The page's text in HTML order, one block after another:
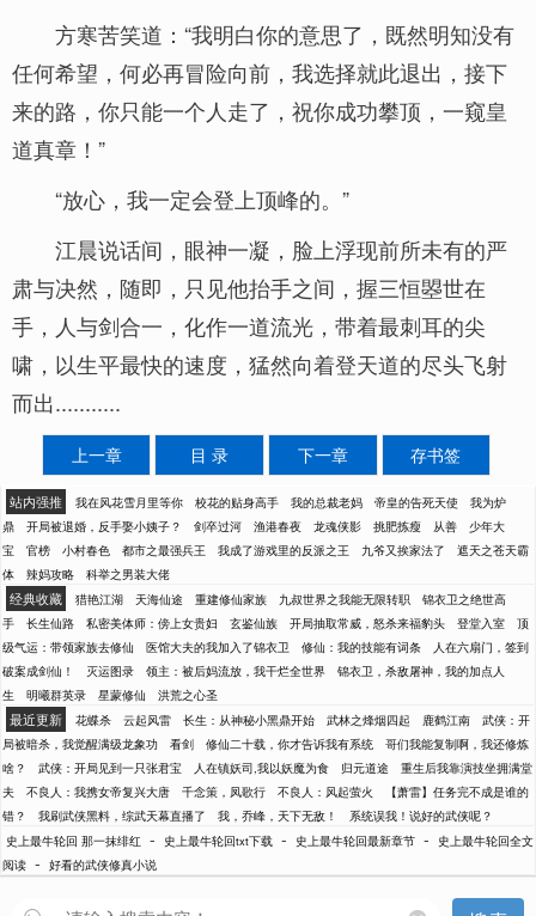
方寒苦笑道：“我明白你的意思了，既然明知没有
任何希望，何必再冒险向前，我选择就此退出，接下
来的路，你只能一个人走了，祝你成功攀顶，一窥皇
道真章！”
“放心，我一定会登上顶峰的。”
江晨说话间，眼神一凝，脸上浮现前所未有的严
肃与决然，随即，只见他抬手之间，握三恒曌世在
手，人与剑合一，化作一道流光，带着最刺耳的尖
啸，以生平最快的速度，猛然向着登天道的尽头飞射
而出...........
上一章 目 录 下一章 存书签
站内强推 我在风花雪月里等你 校花的贴身高手 我的总裁老妈 帝皇的告死天使
我为炉
鼎
开局被退婚，反手娶小姨子？ 剑卒过河 渔港春夜 龙魂侠影 挑肥拣瘦 从善
少年大
宝
官榜 小村春色 都市之最强兵王 我成了游戏里的反派之王 九爷又挨家法了
遮天之苍天霸
体
辣妈攻略 科举之男装大佬
经典收藏 猎艳江湖 天海仙途 重建修仙家族 九叔世界之我能无限转职
锦衣卫之绝世高
手
长生仙路 私密美体师：傍上女贵妇 玄鉴仙族 开局抽取常威，怒杀来福豹头 登堂入室
顶
级气运：带领家族去修仙
医馆大夫的我加入了锦衣卫 修仙：我的技能有词条
人在六扇门，签到
破案成剑仙！
灭运图录 领主：被后妈流放，我干烂全世界
锦衣卫，杀敌屠神，我的加点人
生
明曦群英录 星蒙修仙 洪荒之心圣
最近更新 花蝶杀 云起风雷 长生：从神秘小黑鼎开始 武林之烽烟四起 鹿鹤江南
武侠：开
局被暗杀，我觉醒满级龙象功
看剑 修仙二十载，你才告诉我有系统
哥们我能复制啊，我还修炼
啥？
武侠：开局见到一只张君宝 人在镇妖司,我以妖魔为食 归元道途
重生后我靠演技坐拥满堂
夫
不良人：我携女帝复兴大唐 千念策，凤歌行 不良人：风起萤火
【萧雷】任务完不成是谁的
错？
我刷武侠黑料，综武天幕直播了 我，乔峰，天下无敌！
系统误我！说好的武侠呢？
史上最牛轮回 那一抹绯红 - 史上最牛轮回txt下载 - 史上最牛轮回最新章节 -
史上最牛轮回全文
阅读 - 好看的武侠修真小说